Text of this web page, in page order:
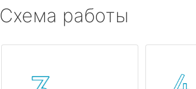
Схема работы